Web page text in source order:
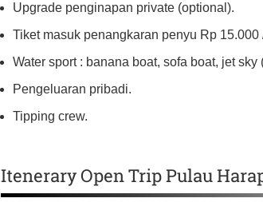
Upgrade penginapan private (optional).
Tiket masuk penangkaran penyu Rp 15.000
Water sport : banana boat, sofa boat, jet sky
Pengeluaran pribadi.
Tipping crew.
Itenerary Open Trip Pulau